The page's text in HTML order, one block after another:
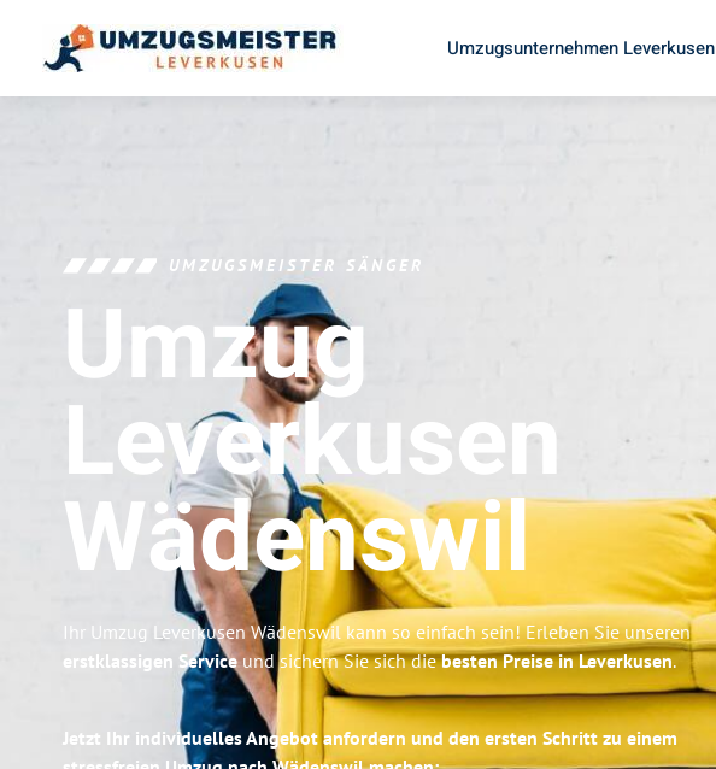
Umzugsunternehmen Leverkusen
UMZUGSMEISTER SÄNGER
Umzug
Leverkusen
Wädenswil
Ihr Umzug Leverkusen Wädenswil kann so einfach sein! Erleben Sie unseren
erstklassigen Serviceund sichern Sie sich diebesten Preise in Leverkusen.
Jetzt Ihr individuelles Angebot anfordern und den ersten Schritt zu einem